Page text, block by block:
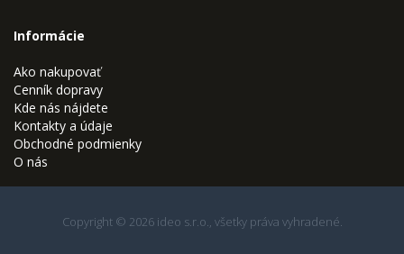
Informácie
Ako nakupovať
Cenník dopravy
Kde nás nájdete
Kontakty a údaje
Obchodné podmienky
O nás
Copyright © 2026 ideo s.r.o., všetky práva vyhradené.